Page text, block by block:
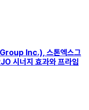
Inc.), 스톤엑스그
시너지 효과와 프라임